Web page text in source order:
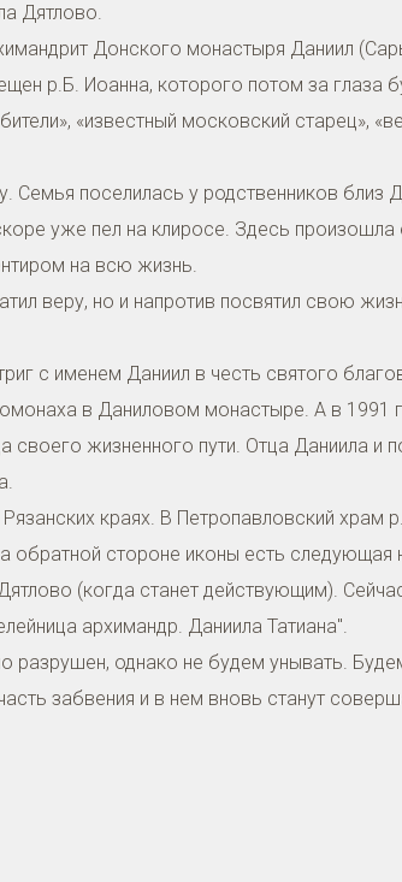
Дятлово.
Донского монастыря Даниил
р.Б. Иоанна, которого потом за глаза
«известный московский старец»,
поселилась у родственников близ
уже пел на клиросе. Здесь произошла
на всю жизнь.
веру, но и напротив посвятил свою
с именем Даниил в честь святого
в Даниловом монастыре. А в 1991
жизненного пути. Отца Даниила и
краях. В Петропавловский храм
стороне иконы есть следующая
(когда станет действующим).
архимандр. Даниила Татиана".
разрушен, однако не будем унывать.
забвения и в нем вновь станут